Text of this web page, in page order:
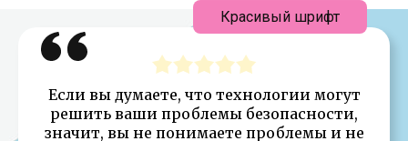
Если вы думаете, что технологии могут
решить ваши проблемы безопасности,
значит, вы не понимаете проблемы и не
Красивый шрифт